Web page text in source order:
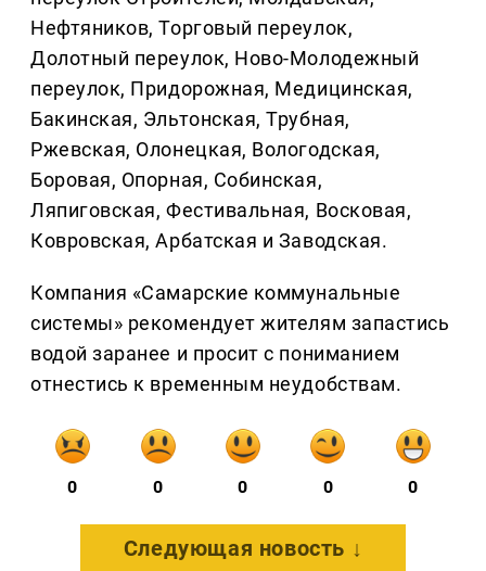
Нефтяников, Торговый переулок,
Долотный переулок, Ново-Молодежный
переулок, Придорожная, Медицинская,
Бакинская, Эльтонская, Трубная,
Ржевская, Олонецкая, Вологодская,
Боровая, Опорная, Собинская,
Ляпиговская, Фестивальная, Восковая,
Ковровская, Арбатская и Заводская.
Компания «Самарские коммунальные
системы» рекомендует жителям запастись
водой заранее и просит с пониманием
отнестись к временным неудобствам.
0 0 0 0 0
Следующая новость ↓